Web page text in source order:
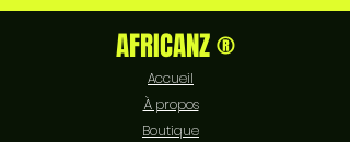
AFRICANZ ®
Accueil
À propos
Boutique